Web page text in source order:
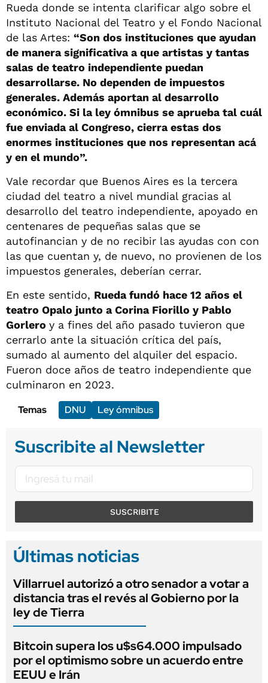
Rueda donde se intenta clarificar algo sobre el
Instituto Nacional del Teatro y el Fondo Nacional
de las Artes: “Son dos instituciones que ayudan
de manera significativa a que artistas y tantas
salas de teatro independiente puedan
desarrollarse. No dependen de impuestos
generales. Además aportan al desarrollo
económico. Si la ley ómnibus se aprueba tal cuál
fue enviada al Congreso, cierra estas dos
enormes instituciones que nos representan acá
y en el mundo”.
Vale recordar que Buenos Aires es la tercera
ciudad del teatro a nivel mundial gracias al
desarrollo del teatro independiente, apoyado en
centenares de pequeñas salas que se
autofinancian y de no recibir las ayudas con con
las que cuentan y, de nuevo, no provienen de los
impuestos generales, deberían cerrar.
En este sentido, Rueda fundó hace 12 años el
teatro Opalo junto a Corina Fiorillo y Pablo
Gorlero y a fines del año pasado tuvieron que
cerrarlo ante la situación crítica del país,
sumado al aumento del alquiler del espacio.
Fueron doce años de teatro independiente que
culminaron en 2023.
Temas
DNU Ley ómnibus
Suscribite al Newsletter
SUSCRIBITE
Últimas noticias
Villarruel autorizó a otro senador a votar a
distancia tras el revés al Gobierno por la
ley de Tierra
Bitcoin supera los u$s64.000 impulsado
por el optimismo sobre un acuerdo entre
EEUU e Irán